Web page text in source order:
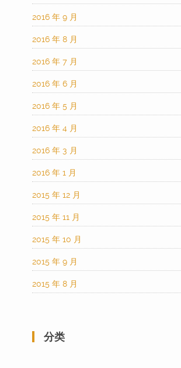
2016 年 9 月
2016 年 8 月
2016 年 7 月
2016 年 6 月
2016 年 5 月
2016 年 4 月
2016 年 3 月
2016 年 1 月
2015 年 12 月
2015 年 11 月
2015 年 10 月
2015 年 9 月
2015 年 8 月
分类